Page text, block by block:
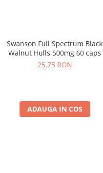
Swanson Full Spectrum Black
Walnut Hulls 500mg 60 caps
25,75 RON
ADAUGA IN COS